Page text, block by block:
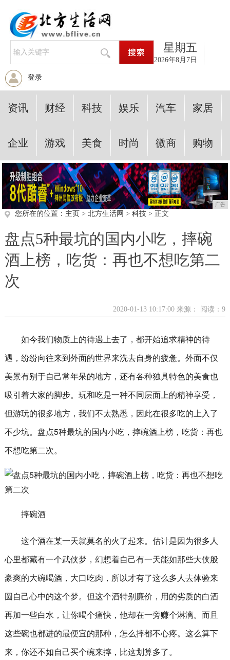
星期五
2026年8月7日
登录
资讯 财经 科技 娱乐 汽车 家居
企业 游戏 美食 时尚 微商 购物
广告
您所在的位置： 主页 > 北方生活网 > 科技> 正文
盘点5种最坑的国内小吃，摔碗
酒上榜，吃货：再也不想吃第二
次
2020-01-13 10:17:00 来源： 阅读：9
如今我们物质上的待遇上去了，都开始追求精神的待
遇，纷纷向往来到外面的世界来洗去自身的疲惫。外面不仅
美景有别于自己常年呆的地方，还有各种独具特色的美食也
吸引着大家的脚步。玩和吃是一种不同层面上的精神享受，
但游玩的很多地方，我们不太熟悉，因此在很多吃的上入了
不少坑。盘点5种最坑的国内小吃，摔碗酒上榜，吃货：再也
不想吃第二次。
摔碗酒
这个酒在某一天就莫名的火了起来。估计是因为很多人
心里都藏有一个武侠梦，幻想着自己有一天能如那些大侠般
豪爽的大碗喝酒，大口吃肉，所以才有了这么多人去体验来
圆自己心中的这个梦。但这个酒特别廉价，用的劣质的白酒
再加一些白水，让你喝个痛快，他却在一旁赚个淋漓。而且
这些碗也都进的最便宜的那种，怎么摔都不心疼。这么算下
来，你还不如自己买个碗来摔，比这划算多了。